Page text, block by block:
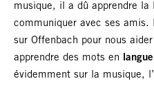
musique, il a dû apprendre la
communiquer avec ses amis.
sur Offenbach pour nous
apprendre des mots en
évidemment sur la musique,